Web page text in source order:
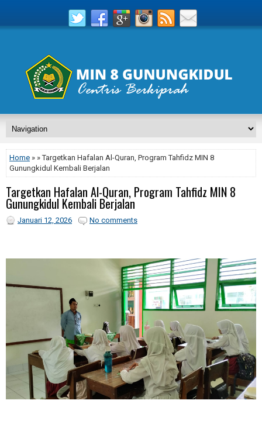
Home » » Targetkan Hafalan Al-Quran, Program Tahfidz MIN 8
Gunungkidul Kembali Berjalan
Targetkan Hafalan Al-Quran, Program Tahfidz MIN 8
Gunungkidul Kembali Berjalan
Januari 12, 2026 No comments